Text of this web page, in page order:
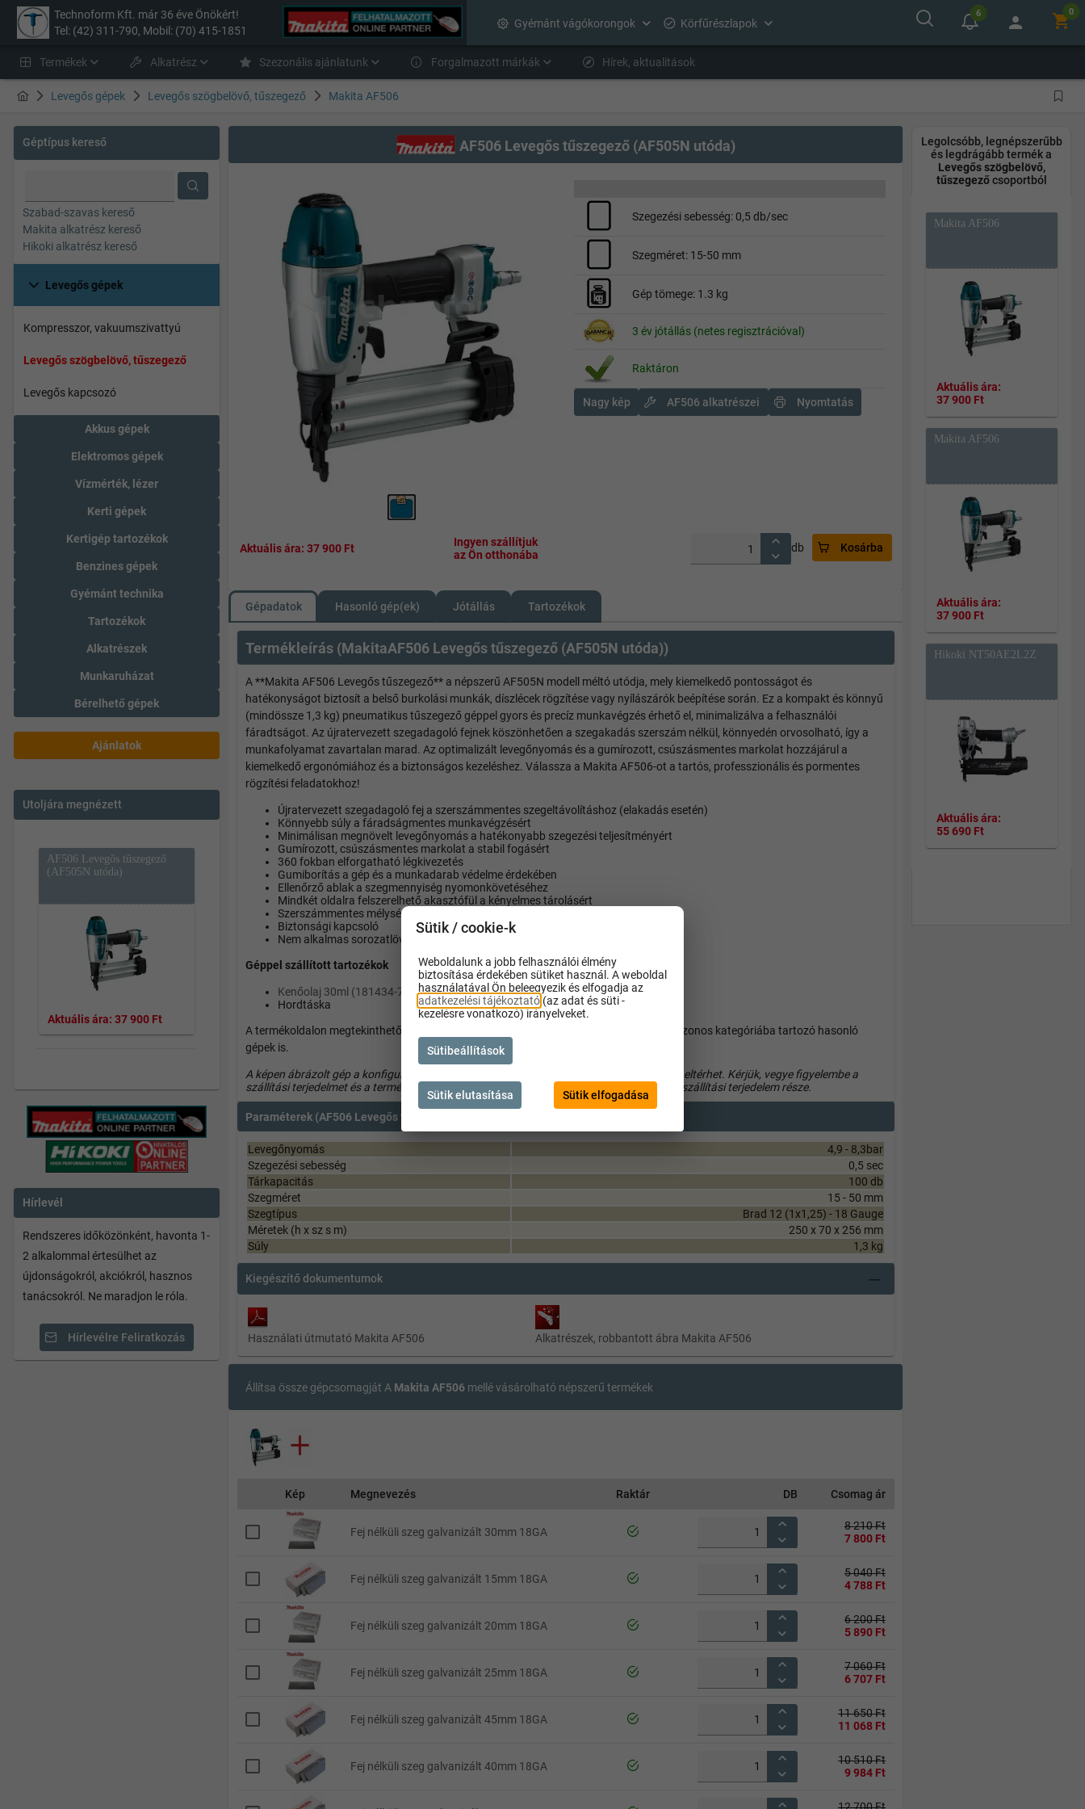
Technoform Kft. már 36 éve Önökért!
Tel: (42) 311-790, Mobil: (70) 415-1851
Gyémánt vágókorongok Körfűrészlapok
6 person
0
shopping_cart
Termékek Alkatrész Szezonális ajánlatunk Forgalmazott márkák Hírek, aktualitások
Levegős gépek Levegős szögbelövő, tűszegező Makita AF506
Géptípus kereső
Szabad-szavas kereső
Makita alkatrész kereső
Hikoki alkatrész kereső
Levegős gépek
Kompresszor, vakuumszivattyú
Levegős szögbelövő, tűszegező
Levegős kapcsozó
Akkus gépek
Elektromos gépek
Vízmérték, lézer
Kerti gépek
Kertigép tartozékok
Benzines gépek
Gyémánt technika
Tartozékok
Alkatrészek
Munkaruházat
Bérelhető gépek
Ajánlatok
Utoljára megnézett
AF506 Levegős tűszegező
(AF505N utóda)
Aktuális ára: 37 900 Ft
Hírlevél
Rendszeres időközönként, havonta 1-
2 alkalommal értesülhet az
újdonságokról, akciókról, hasznos
tanácsokról. Ne maradjon le róla.
Hírlevélre Feliratkozás
AF506 Levegős tűszegező (AF505N utóda)
Szegezési sebesség: 0,5 db/sec
Szegméret: 15-50 mm
Gép tömege: 1.3 kg
3 év jótállás (netes regisztrációval)
Raktáron
Nagy kép AF506 alkatrészei Nyomtatás
Aktuális ára: 37 900 Ft
Ingyen szállítjuk
az Ön otthonába
db Kosárba
Gépadatok Hasonló gép(ek) Jótállás Tartozékok
Termékleírás (MakitaAF506 Levegős tűszegező (AF505N utóda))
A **Makita AF506 Levegős tűszegező** a népszerű AF505N modell méltó utódja, mely kiemelkedő pontosságot és
hatékonyságot biztosít a belső burkolási munkák, díszlécek rögzítése vagy nyílászárók beépítése során. Ez a kompakt és könnyű
(mindössze 1,3 kg) pneumatikus tűszegező géppel gyors és precíz munkavégzés érhető el, minimalizálva a felhasználói
fáradtságot. Az újratervezett szegadagoló fejnek köszönhetően a szegakadás szerszám nélkül, könnyedén orvosolható, így a
munkafolyamat zavartalan marad. Az optimalizált levegőnyomás és a gumírozott, csúszásmentes markolat hozzájárul a
kiemelkedő ergonómiához és a biztonságos kezeléshez. Válassza a Makita AF506-ot a tartós, professzionális és pormentes
rögzítési feladatokhoz!
Újratervezett szegadagoló fej a szerszámmentes szegeltávolításhoz (elakadás esetén)
Könnyebb súly a fáradságmentes munkavégzésért
Minimálisan megnövelt levegőnyomás a hatékonyabb szegezési teljesítményért
Gumírozott, csúszásmentes markolat a stabil fogásért
360 fokban elforgatható légkivezetés
Gumiborítás a gép és a munkadarab védelme érdekében
Ellenőrző ablak a szegmennyiség nyomonkövetéséhez
Mindkét oldalra felszerelhető akasztófül a kényelmes tárolásért
Szerszámmentes mélységállítás a pontos munkavégzéshez
Biztonsági kapcsoló
Nem alkalmas sorozatlövésre.
Géppel szállított tartozékok
Kenőolaj 30ml (181434-7)
Hordtáska
A termékoldalon megtekinthetők az adott géphez kompatibilis tartozékok, valamint az azonos kategóriába tartozó hasonló
gépek is.
A képen ábrázolt gép a konfigurációtól függően felszereltségben és műszaki adatokban eltérhet. Kérjük, vegye figyelembe a
szállítási terjedelmet és a termékleírást. A tartozékokat csak akkor tartalmazza, ha az a szállítási terjedelem része.
Paraméterek (AF506 Levegős tűszegező (AF505N utóda))
Levegőnyomás
4,9 - 8,3bar
Szegezési sebesség
0,5 sec
Tárkapacitás
100 db
Szegméret
15 - 50 mm
Szegtípus
Brad 12 (1x1,25) - 18 Gauge
Méretek (h x sz s m)
250 x 70 x 256 mm
Súly
1,3 kg
Kiegészítő dokumentumok
Használati útmutató Makita AF506 Alkatrészek, robbantott ábra Makita AF506
Állítsa össze gépcsomagját A Makita AF506mellé vásárolható népszerű termékek
Kép Megnevezés Raktár DB Csomag ár
Fej nélküli szeg galvanizált 30mm 18GA
8 210 Ft
7 800 Ft
Fej nélküli szeg galvanizált 15mm 18GA
5 040 Ft
4 788 Ft
Fej nélküli szeg galvanizált 20mm 18GA
6 200 Ft
5 890 Ft
Fej nélküli szeg galvanizált 25mm 18GA
7 060 Ft
6 707 Ft
Fej nélküli szeg galvanizált 45mm 18GA
11 650 Ft
11 068 Ft
Fej nélküli szeg galvanizált 40mm 18GA
10 510 Ft
9 984 Ft
12 700 Ft
Legolcsóbb, legnépszerűbb
és legdrágább termék a
Levegős szögbelövő,
tűszegezőcsoportból
Makita AF506
Aktuális ára:
37 900 Ft
Makita AF506
Aktuális ára:
37 900 Ft
Hikoki NT50AE2L2Z
Aktuális ára:
55 690 Ft
Sütik / cookie-k
Weboldalunk a jobb felhasználói élmény
biztosítása érdekében sütiket használ. A weboldal
használatával Ön beleegyezik és elfogadja az
adatkezelési tájékoztató (az adat és süti -
kezelésre vonatkozó) irányelveket.
Sütibeállítások
Sütik elutasítása Sütik elfogadása